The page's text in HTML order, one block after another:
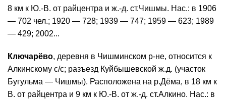
8 км к Ю.-В. от райцентра и ж.-д. ст.Чишмы. Нас.: в 1906
— 702 чел.; 1920 — 728; 1939 — 747; 1959 — 623; 1989
— 429; 2002...
Ключарёво, деревня в Чишминском р-не, относится к
Алкинскому с/с; разъезд Куйбышевской ж.д. (участок
Бугульма — Чишмы). Расположена на р.Дёма, в 18 км к
В. от райцентра и 9 км к Ю.-В. от ж.-д. ст.Алкино. Нас.: в